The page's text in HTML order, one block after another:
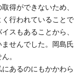
得ができないため、
行われていることで
スもあることから、
せんでした。岡島氏
。
あるのにもかかわら